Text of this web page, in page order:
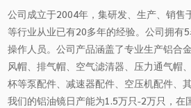
公司成立于2004年，集研发、生产、销售
等行业从业已有20多年的经验。公司拥有
操作人员。公司产品涵盖了专业生产铝合
风帽、排气帽、空气滤清器、压力通气帽
杯等泵配件、减速器配件、空压机配件、
我们的铝油镜日产能为1.5万只-2万只，在